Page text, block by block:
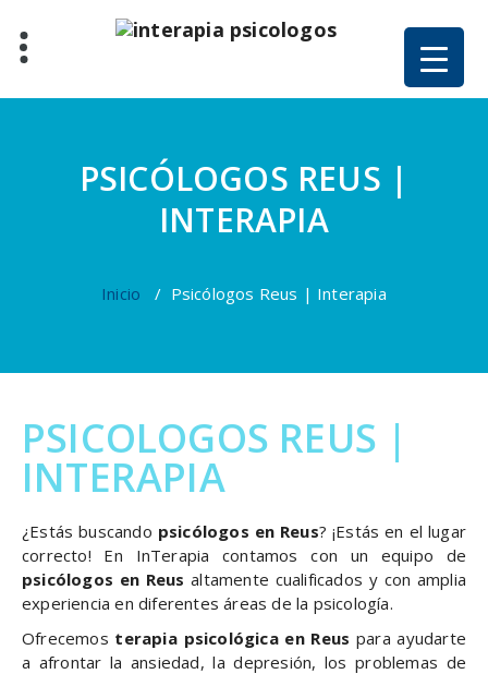
PSICÓLOGOS REUS |
INTERAPIA
Inicio / Psicólogos Reus | Interapia
PSICOLOGOS REUS |
INTERAPIA
¿Estás buscando psicólogos en Reus? ¡Estás en el lugar
correcto! En InTerapia contamos con un equipo de
psicólogos en Reus altamente cualificados y con amplia
experiencia en diferentes áreas de la psicología.
Ofrecemos terapia psicológica en Reus para ayudarte
a afrontar la ansiedad, la depresión, los problemas de